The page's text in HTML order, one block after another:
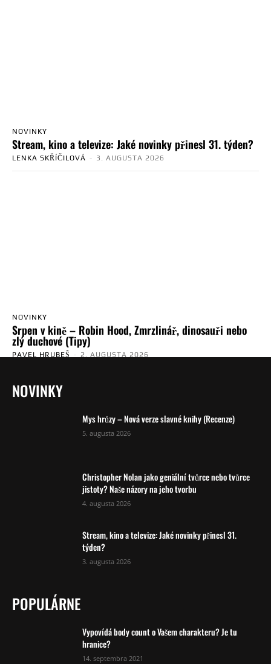
NOVINKY
Stream, kino a televize: Jaké novinky přinesl 31. týden?
LENKA SKŘÍČILOVÁ - 3. AUGUSTA 2026
NOVINKY
Srpen v kině – Robin Hood, Zmrzlinář, dinosauři nebo
zlý duchové (Tipy)
PAVEL HRUBEŠ - 2. AUGUSTA 2026
NOVINKY
Mys hrůzy – Nová verze slavné knihy (Recenze)
5. augusta 2026
Christopher Nolan jako geniální tvůrce nebo tvůrce
jistoty? Naše názory na jeho tvorbu
4. augusta 2026
Stream, kino a televize: Jaké novinky přinesl 31.
týden?
3. augusta 2026
POPULÁRNE
Vypovídá body count o Vašem charakteru? Je tu
hranice?
14. septembra 2021